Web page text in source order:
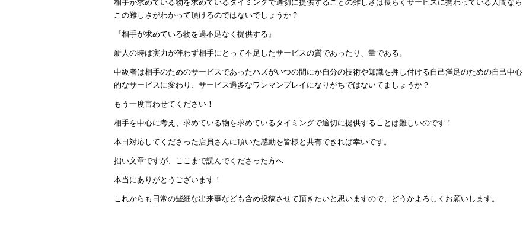
相手が求めている物を求めているタイミングで適切に提供することの難しさは長らくサービスに携わっている人間なら
この難しさがわかって頂けるのではないでしょうか？
『相手が求めている物を過不足なく提供する』
新人の時は実力が伴わず相手にとって不足したサービスの質であったり、量である。
中級者は相手のためのサービスであったハズがいつの間にか自分の技術や知識を押し付ける自己満足のための自己中心
的なサービスに変わり、サービス過多なワンマンプレイになりがちではないてましょうか？
もう一度言わせてください！
相手を中心に考え、求めている物を求めているタイミングで適切に提供することは難しいのです！
本日対応してくださった店員さんに頂いた感動を皆様と共有できれば幸いです。
拙い文章ですが、ここまで読んでくださった方へ
本当にありがとうございます！
これからも日常の些細な出来事なども含め投稿させて頂きたいと思いますので、どうかよろしくお願いします。